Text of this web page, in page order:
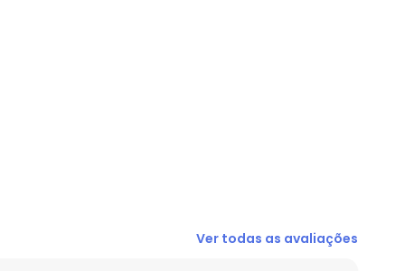
Ver todas as avaliações